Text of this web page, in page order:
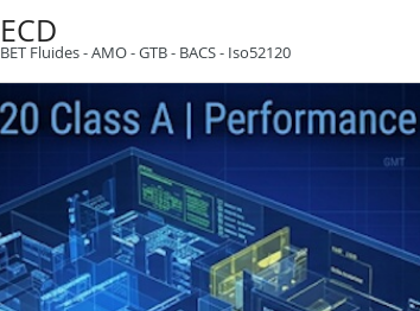
ECD
BET Fluides - AMO - GTB - BACS - Iso52120